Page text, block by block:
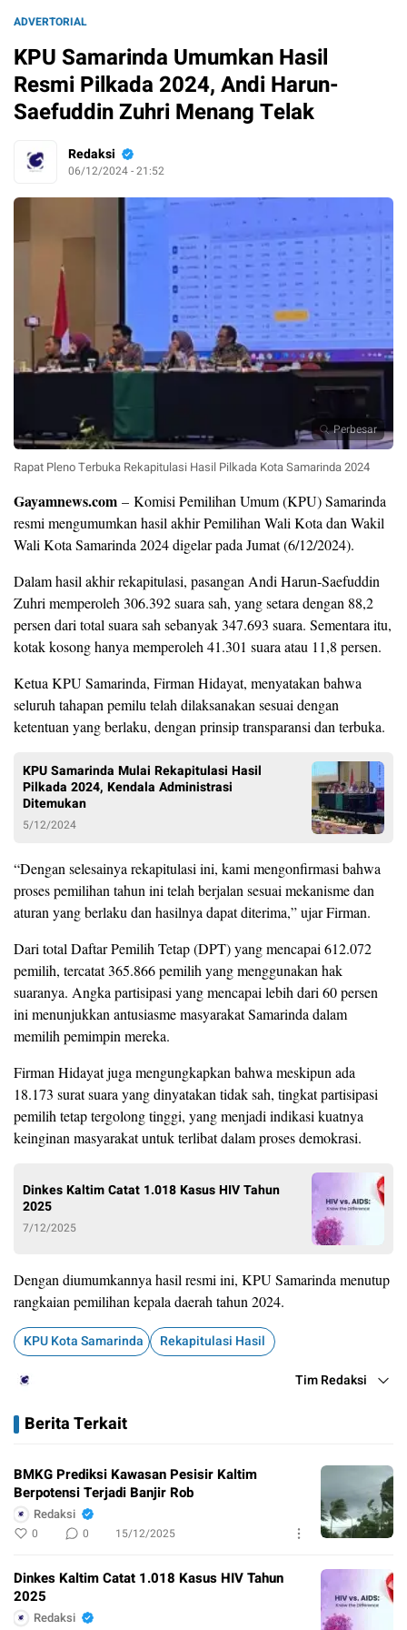
ADVERTORIAL
KPU Samarinda Umumkan Hasil
Resmi Pilkada 2024, Andi Harun-
Saefuddin Zuhri Menang Telak
Redaksi
06/12/2024 - 21:52
Perbesar
Rapat Pleno Terbuka Rekapitulasi Hasil Pilkada Kota Samarinda 2024
Gayamnews.com – Komisi Pemilihan Umum (KPU) Samarinda
resmi mengumumkan hasil akhir Pemilihan Wali Kota dan Wakil
Wali Kota Samarinda 2024 digelar pada Jumat (6/12/2024).
Dalam hasil akhir rekapitulasi, pasangan Andi Harun-Saefuddin
Zuhri memperoleh 306.392 suara sah, yang setara dengan 88,2
persen dari total suara sah sebanyak 347.693 suara. Sementara itu,
kotak kosong hanya memperoleh 41.301 suara atau 11,8 persen.
Ketua KPU Samarinda, Firman Hidayat, menyatakan bahwa
seluruh tahapan pemilu telah dilaksanakan sesuai dengan
ketentuan yang berlaku, dengan prinsip transparansi dan terbuka.
KPU Samarinda Mulai Rekapitulasi Hasil
Pilkada 2024, Kendala Administrasi
Ditemukan
5/12/2024
“Dengan selesainya rekapitulasi ini, kami mengonfirmasi bahwa
proses pemilihan tahun ini telah berjalan sesuai mekanisme dan
aturan yang berlaku dan hasilnya dapat diterima,” ujar Firman.
Dari total Daftar Pemilih Tetap (DPT) yang mencapai 612.072
pemilih, tercatat 365.866 pemilih yang menggunakan hak
suaranya. Angka partisipasi yang mencapai lebih dari 60 persen
ini menunjukkan antusiasme masyarakat Samarinda dalam
memilih pemimpin mereka.
Firman Hidayat juga mengungkapkan bahwa meskipun ada
18.173 surat suara yang dinyatakan tidak sah, tingkat partisipasi
pemilih tetap tergolong tinggi, yang menjadi indikasi kuatnya
keinginan masyarakat untuk terlibat dalam proses demokrasi.
Dinkes Kaltim Catat 1.018 Kasus HIV Tahun
2025
7/12/2025
Dengan diumumkannya hasil resmi ini, KPU Samarinda menutup
rangkaian pemilihan kepala daerah tahun 2024.
KPU Kota Samarinda Rekapitulasi Hasil
Tim Redaksi
Berita Terkait
BMKG Prediksi Kawasan Pesisir Kaltim
Berpotensi Terjadi Banjir Rob
Redaksi
0 0 15/12/2025
Dinkes Kaltim Catat 1.018 Kasus HIV Tahun
2025
Redaksi